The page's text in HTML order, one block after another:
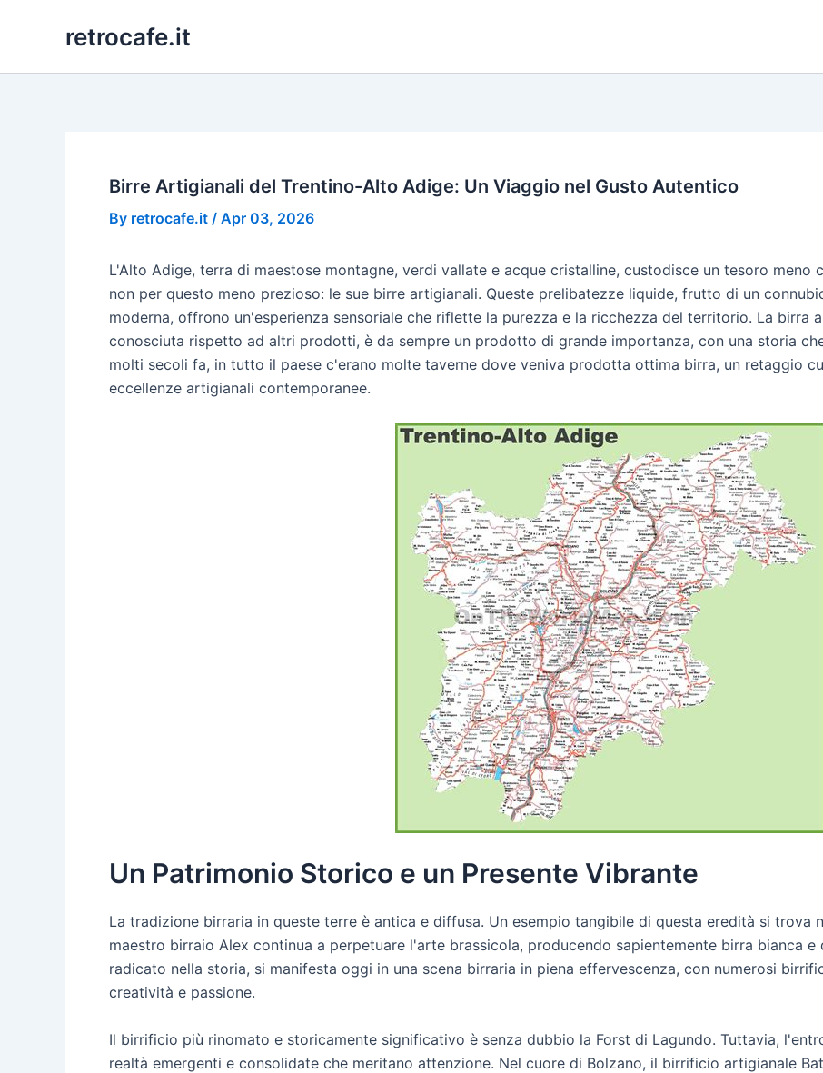
retrocafe.it
Birre Artigianali del Trentino-Alto Adige: Un Viaggio nel Gusto Autentico
By retrocafe.it / Apr 03, 2026
L'Alto Adige, terra di maestose montagne, verdi vallate e acque cristalline, custodisce un tesoro
non per questo meno prezioso: le sue birre artigianali. Queste prelibatezze liquide, frutto di un
moderna, offrono un'esperienza sensoriale che riflette la purezza e la ricchezza del territorio. La birra
conosciuta rispetto ad altri prodotti, è da sempre un prodotto di grande importanza, con una storia
molti secoli fa, in tutto il paese c'erano molte taverne dove veniva prodotta ottima birra, un retaggio
eccellenze artigianali contemporanee.
Un Patrimonio Storico e un Presente Vibrante
La tradizione birraria in queste terre è antica e diffusa. Un esempio tangibile di questa eredità si trova
maestro birraio Alex continua a perpetuare l'arte brassicola, producendo sapientemente birra bianca
radicato nella storia, si manifesta oggi in una scena birraria in piena effervescenza, con numerosi
creatività e passione.
Il birrificio più rinomato e storicamente significativo è senza dubbio la Forst di Lagundo. Tuttavia,
realtà emergenti e consolidate che meritano attenzione. Nel cuore di Bolzano, il birrificio artigianale